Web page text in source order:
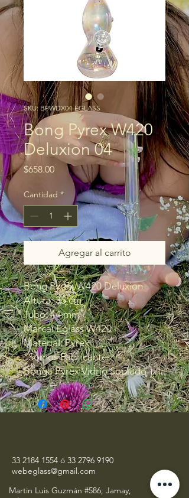
SKU: BPWDX04-EGLASS
Bong Pyrex W420
Deluxion 04
$658.00Precio
Cantidad *
Agregar al carrito
Bong Pyrex W420 Deluxion
Altura: 35 cm
Tubo: 44 mm
Marca: Eglass W420
Material: Pyrex
*Somos Fabricantes*
Bonga Pyrex Vidrio Soplado
33 2184 1554 ó 33 2796 9190
webeglass@gmail.com
Martin Luis Guzmán #586, Jamay,